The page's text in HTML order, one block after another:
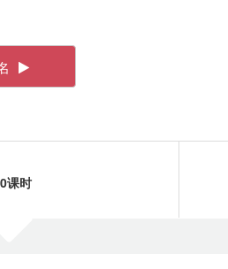
课时